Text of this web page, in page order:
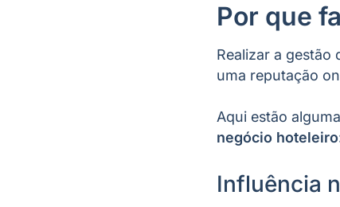
Por que
Realizar a gestão
uma reputação
Aqui estão
negócio
Influência